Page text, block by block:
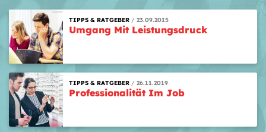
TIPPS & RATGEBER 23.09.2015
Umgang Mit Leistungsdruck
TIPPS & RATGEBER 26.11.2019
Professionalität Im Job